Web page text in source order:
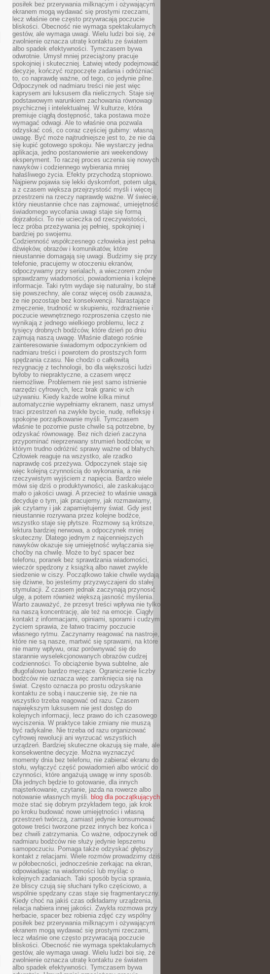
posiłek bez przerywania milknącym i ożywającym
ekranem mogą wydawać się prostymi rzeczami,
lecz właśnie one często przywracają poczucie
bliskości. Obecność nie wymaga spektakularnych
gestów, ale wymaga uwagi. Wielu ludzi boi się, że
zwolnienie oznacza utratę kontaktu ze światem
albo spadek efektywności. Tymczasem bywa
odwrotnie. Umysł mniej przeciążony pracuje
spokojniej i skuteczniej. Łatwiej wtedy podejmować
decyzje, kończyć rozpoczęte zadania i odróżniać
to, co naprawdę ważne, od tego, co jedynie pilne.
Odpoczynek od nadmiaru treści nie jest więc
kaprysem ani luksusem dla nielicznych. Staje się
podstawowym warunkiem zachowania równowagi
psychicznej i intelektualnej. W kulturze, która
premiuje ciągłą dostępność, taka postawa może
wymagać odwagi. Ale to właśnie ona pozwala
odzyskać coś, co coraz częściej gubimy: własną
uwagę. Być może najtrudniejsze jest to, że nie da
się kupić gotowego spokoju. Nie wystarczy jedna
aplikacja, jedno postanowienie ani weekendowy
eksperyment. To raczej proces uczenia się nowych
nawyków i codziennego wybierania mniej
hałaśliwego życia. Efekty przychodzą stopniowo.
Najpierw pojawia się lekki dyskomfort, potem ulga,
a z czasem większa przejrzystość myśli i więcej
przestrzeni na rzeczy naprawdę ważne. W świecie,
który nieustannie chce nas zajmować, umiejętność
świadomego wycofania uwagi staje się formą
dojrzałości. To nie ucieczka od rzeczywistości,
lecz próba przeżywania jej pełniej, spokojniej i
bardziej po swojemu.
Codzienność współczesnego człowieka jest pełna
dźwięków, obrazów i komunikatów, które
nieustannie domagają się uwagi. Budzimy się przy
telefonie, pracujemy w otoczeniu ekranów,
odpoczywamy przy serialach, a wieczorem znów
sprawdzamy wiadomości, powiadomienia i kolejne
informacje. Taki rytm wydaje się naturalny, bo stał
się powszechny, ale coraz więcej osób zauważa,
że nie pozostaje bez konsekwencji. Narastające
zmęczenie, trudność w skupieniu, rozdrażnienie i
poczucie wewnętrznego rozproszenia często nie
wynikają z jednego wielkiego problemu, lecz z
tysięcy drobnych bodźców, które dzień po dniu
zajmują naszą uwagę. Właśnie dlatego rośnie
zainteresowanie świadomym odpoczynkiem od
nadmiaru treści i powrotem do prostszych form
spędzania czasu. Nie chodzi o całkowitą
rezygnację z technologii, bo dla większości ludzi
byłoby to niepraktyczne, a czasem wręcz
niemożliwe. Problemem nie jest samo istnienie
narzędzi cyfrowych, lecz brak granic w ich
używaniu. Kiedy każde wolne kilka minut
automatycznie wypełniamy ekranem, nasz umysł
traci przestrzeń na zwykłe bycie, nudę, refleksję i
spokojne porządkowanie myśli. Tymczasem
właśnie te pozornie puste chwile są potrzebne, by
odzyskać równowagę. Bez nich dzień zaczyna
przypominać nieprzerwany strumień bodźców, w
którym trudno odróżnić sprawy ważne od błahych.
Człowiek reaguje na wszystko, ale rzadko
naprawdę coś przeżywa. Odpoczynek staje się
więc kolejną czynnością do wykonania, a nie
rzeczywistym wyjściem z napięcia. Bardzo wiele
mówi się dziś o produktywności, ale zaskakująco
mało o jakości uwagi. A przecież to właśnie uwaga
decyduje o tym, jak pracujemy, jak rozmawiamy,
jak czytamy i jak zapamiętujemy świat. Gdy jest
nieustannie rozrywana przez kolejne bodźce,
wszystko staje się płytsze. Rozmowy są krótsze,
lektura bardziej nerwowa, a odpoczynek mniej
skuteczny. Dlatego jednym z najcenniejszych
nawyków okazuje się umiejętność wyłączania się
choćby na chwilę. Może to być spacer bez
telefonu, poranek bez sprawdzania wiadomości,
wieczór spędzony z książką albo nawet zwykłe
siedzenie w ciszy. Początkowo takie chwile wydają
się dziwne, bo jesteśmy przyzwyczajeni do stałej
stymulacji. Z czasem jednak zaczynają przynosić
ulgę, a potem również większą jasność myślenia.
Warto zauważyć, że przesyt treści wpływa nie tylko
na naszą koncentrację, ale też na emocje. Ciągły
kontakt z informacjami, opiniami, sporami i cudzym
życiem sprawia, że łatwo tracimy poczucie
własnego rytmu. Zaczynamy reagować na nastroje,
które nie są nasze, martwić się sprawami, na które
nie mamy wpływu, oraz porównywać się do
starannie wyselekcjonowanych obrazów cudzej
codzienności. To obciążenie bywa subtelne, ale
długofalowo bardzo męczące. Ograniczenie liczby
bodźców nie oznacza więc zamknięcia się na
świat. Często oznacza po prostu odzyskanie
kontaktu ze sobą i nauczenie się, że nie na
wszystko trzeba reagować od razu. Czasem
największym luksusem nie jest dostęp do
kolejnych informacji, lecz prawo do ich czasowego
wyciszenia. W praktyce takie zmiany nie muszą
być radykalne. Nie trzeba od razu organizować
cyfrowej rewolucji ani wyrzucać wszystkich
urządzeń. Bardziej skuteczne okazują się małe, ale
konsekwentne decyzje. Można wyznaczyć
momenty dnia bez telefonu, nie zabierać ekranu do
stołu, wyłączyć część powiadomień albo wrócić do
czynności, które angażują uwagę w inny sposób.
Dla jednych będzie to gotowanie, dla innych
majsterkowanie, czytanie, jazda na rowerze albo
notowanie własnych myśli. blog dla początkujących
może stać się dobrym przykładem tego, jak krok
po kroku budować nowe umiejętności i własną
przestrzeń twórczą, zamiast jedynie konsumować
gotowe treści tworzone przez innych bez końca i
bez chwili zatrzymania. Co ważne, odpoczynek od
nadmiaru bodźców nie służy jedynie lepszemu
samopoczuciu. Pomaga także odzyskać głębszy
kontakt z relacjami. Wiele rozmów prowadzimy dziś
w półobecności, jednocześnie zerkając na ekran,
odpowiadając na wiadomości lub myśląc o
kolejnych zadaniach. Taki sposób bycia sprawia,
że bliscy czują się słuchani tylko częściowo, a
wspólnie spędzany czas staje się fragmentaryczny.
Kiedy choć na jakiś czas odkładamy urządzenia,
relacja nabiera innej jakości. Zwykła rozmowa przy
herbacie, spacer bez robienia zdjęć czy wspólny
posiłek bez przerywania milknącym i ożywającym
ekranem mogą wydawać się prostymi rzeczami,
lecz właśnie one często przywracają poczucie
bliskości. Obecność nie wymaga spektakularnych
gestów, ale wymaga uwagi. Wielu ludzi boi się, że
zwolnienie oznacza utratę kontaktu ze światem
albo spadek efektywności. Tymczasem bywa